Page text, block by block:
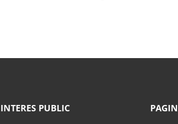
INTERES PUBLIC